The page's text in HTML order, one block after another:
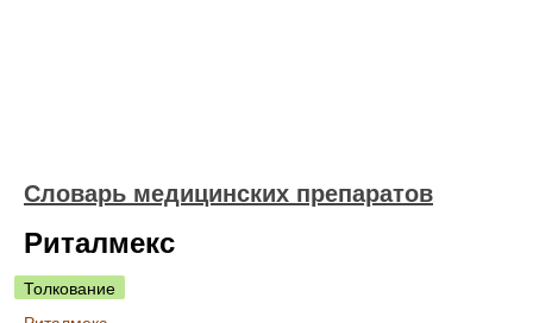
Словарь медицинских препаратов
Риталмекс
Толкование